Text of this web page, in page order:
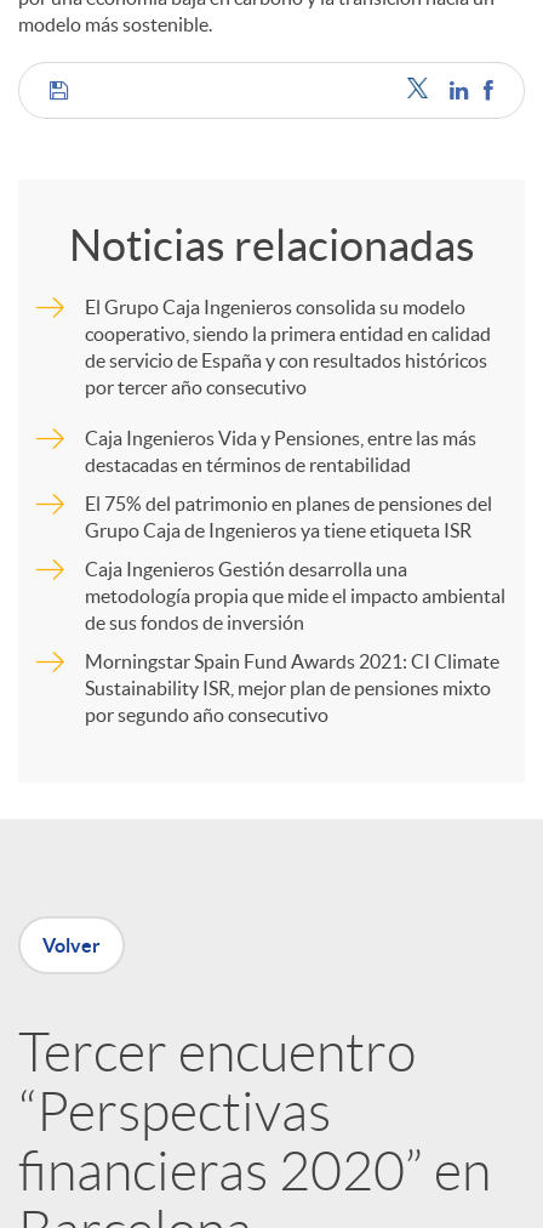
modelo más sostenible.
C
a
r
t
R
e
d
e
Noticias relacionadas
El Grupo Caja Ingenieros consolida su modelo
cooperativo, siendo la primera entidad en calidad
de servicio de España y con resultados históricos
por tercer año consecutivo
Caja Ingenieros Vida y Pensiones, entre las más
destacadas en términos de rentabilidad
El 75% del patrimonio en planes de pensiones del
Grupo Caja de Ingenieros ya tiene etiqueta ISR
Caja Ingenieros Gestión desarrolla una
metodología propia que mide el impacto ambiental
de sus fondos de inversión
Morningstar Spain Fund Awards 2021: CI Climate
Sustainability ISR, mejor plan de pensiones mixto
por segundo año consecutivo
Volver
Tercer encuentro
“Perspectivas
financieras 2020” en